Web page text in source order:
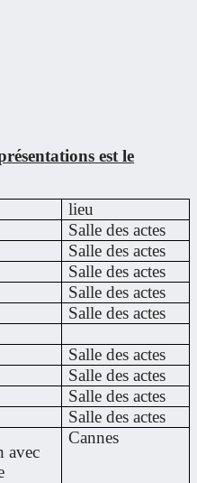
est le
lieu
Salle des actes
Salle des actes
Salle des actes
Salle des actes
Salle des actes
Salle des actes
Salle des actes
Salle des actes
Salle des actes
avec
Cannes